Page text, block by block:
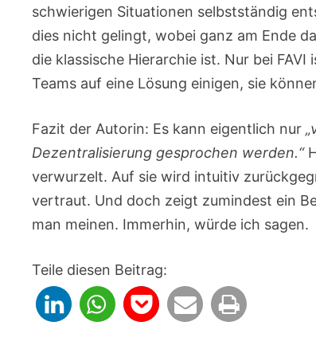
schwierigen Situationen selbstständig
dies nicht gelingt, wobei ganz am Ende
die klassische Hierarchie ist. Nur bei
Teams auf eine Lösung einigen, sie
Fazit der Autorin: Es kann eigentlich nur
Dezentralisierung gesprochen werden.“
verwurzelt. Auf sie wird intuitiv
vertraut. Und doch zeigt zumindest ein
man meinen. Immerhin, würde ich sagen.
Teile diesen Beitrag: